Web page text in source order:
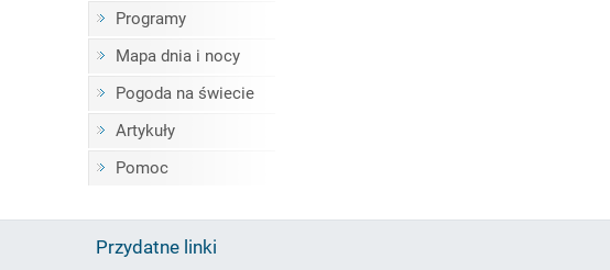
Programy
Mapa dnia i nocy
Pogoda na świecie
Artykuły
Pomoc
Przydatne linki